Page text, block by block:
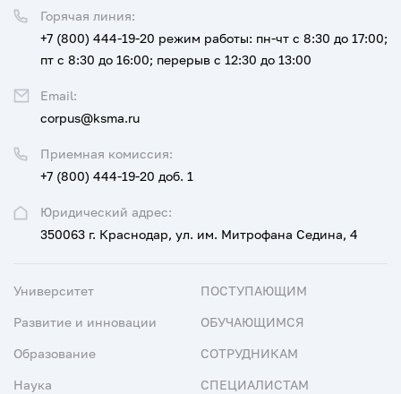
Юридический адрес:
350063 г. Краснодар, ул. им. Митрофана Седина, 4
Приемная комиссия:
+7 (800) 444-19-20 доб. 1
Горячая линия:
+7 (800) 444-19-20 режим работы: пн-чт с 8:30 до 17:00;
пт с 8:30 до 16:00; перерыв с 12:30 до 13:00
Email:
corpus@ksma.ru
Университет
Развитие и инновации
Образование
Наука
ПОСТУПАЮЩИМ
ОБУЧАЮЩИМСЯ
СОТРУДНИКАМ
СПЕЦИАЛИСТАМ